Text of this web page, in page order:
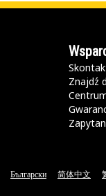
Znajdź
Български 简体中文